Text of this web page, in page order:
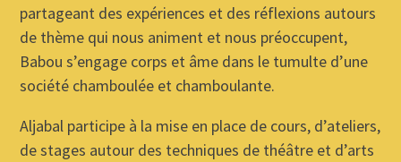
partageant des expériences et des réflexions autours
de thème qui nous animent et nous préoccupent,
Babou s’engage corps et âme dans le tumulte d’une
société chamboulée et chamboulante.
Aljabal participe à la mise en place de cours, d’ateliers,
de stages autour des techniques de théâtre et d’arts